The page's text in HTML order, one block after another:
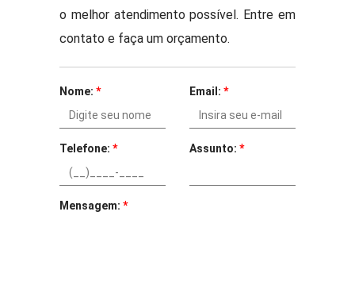
o melhor atendimento possível. Entre em
contato e faça um orçamento.
Nome: * Email: *
Telefone: * Assunto: *
Mensagem: *